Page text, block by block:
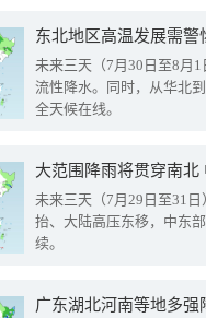
东北地区高温发展需
未来三天（7月30日至8月
流性降水。同时，从华北
全天候在线。
大范围降雨将贯穿南
未来三天（7月29日至31
抬、大陆高压东移，中东
续。
广东湖北河南等地多